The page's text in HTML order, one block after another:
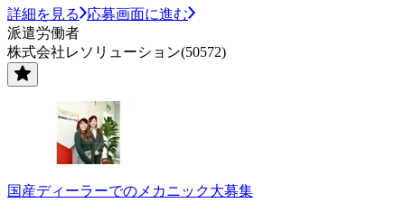
詳細を見る
応募画面に進む
派遣労働者
株式会社レソリューション(50572)
国産ディーラーでのメカニック大募集